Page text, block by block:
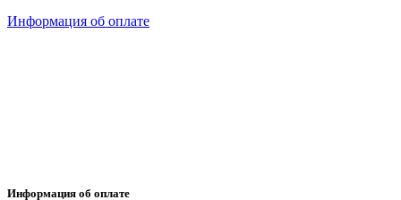
Информация об оплате
Информация об оплате